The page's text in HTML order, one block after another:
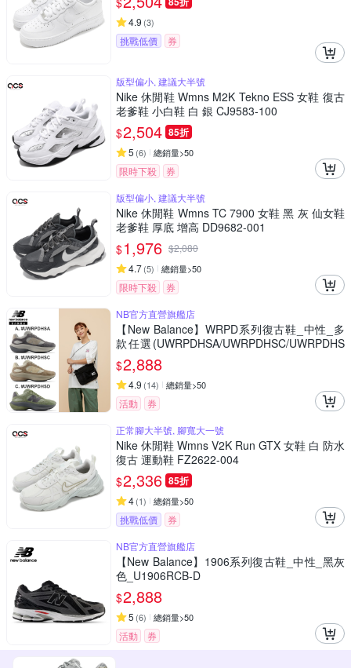
4.9 (3)
挑戰低價 券
版型偏小, 建議大半號
Nike 休閒鞋 Wmns M2K Tekno ESS 女鞋 復古
老爹鞋 小白鞋 白 銀 CJ9583-100
$2,504 85折
5 (6) 總銷量>50
限時下殺
券
版型偏小, 建議大半號
Nike 休閒鞋 Wmns TC 7900 女鞋 黑 灰 仙女鞋
老爹鞋 厚底 增高 DD9682-001
$1,976 $2,080
4.7(5) 總銷量>50
限時下殺
券
NB官方直營旗艦店
【New Balance】WRPD系列復古鞋_中性_多
款任選(UWRPDHSA/UWRPDHSC/UWRPDHS
D)
$2,888
4.9 (14) 總銷量>50
活動
券
正常腳大半號, 腳寬大一號
Nike 休閒鞋 Wmns V2K Run GTX 女鞋 白 防水
復古 運動鞋 FZ2622-004
$2,336 85折
4(1) 總銷量>50
挑戰低價
券
NB官方直營旗艦店
【New Balance】1906系列復古鞋_中性_黑灰
色_U1906RCB-D
$2,888
5 (6) 總銷量>50
活動 券